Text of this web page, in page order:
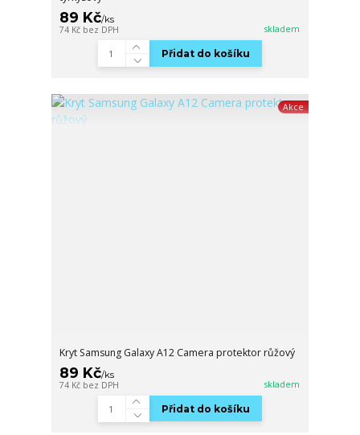
89 Kč/ks
74 Kč bez DPH skladem
Přidat do košíku
Akce
Kryt Samsung Galaxy A12 Camera protektor růžový
89 Kč/ks
74 Kč bez DPH skladem
Přidat do košíku